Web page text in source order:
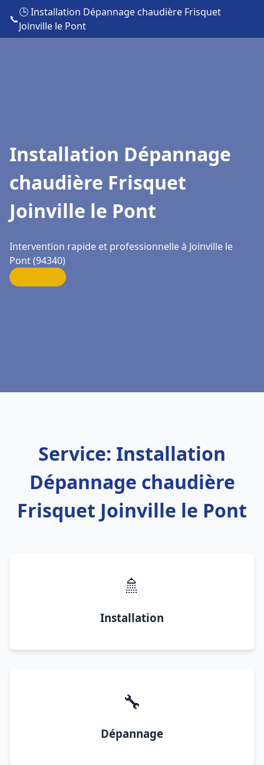
📞
🕒 Installation Dépannage chaudière Frisquet
Joinville le Pont
Installation Dépannage
chaudière Frisquet
Joinville le Pont
Intervention rapide et professionnelle à Joinville le
Pont (94340)
Service: Installation
Dépannage chaudière
Frisquet Joinville le Pont
🚿
Installation
🔧
Dépannage